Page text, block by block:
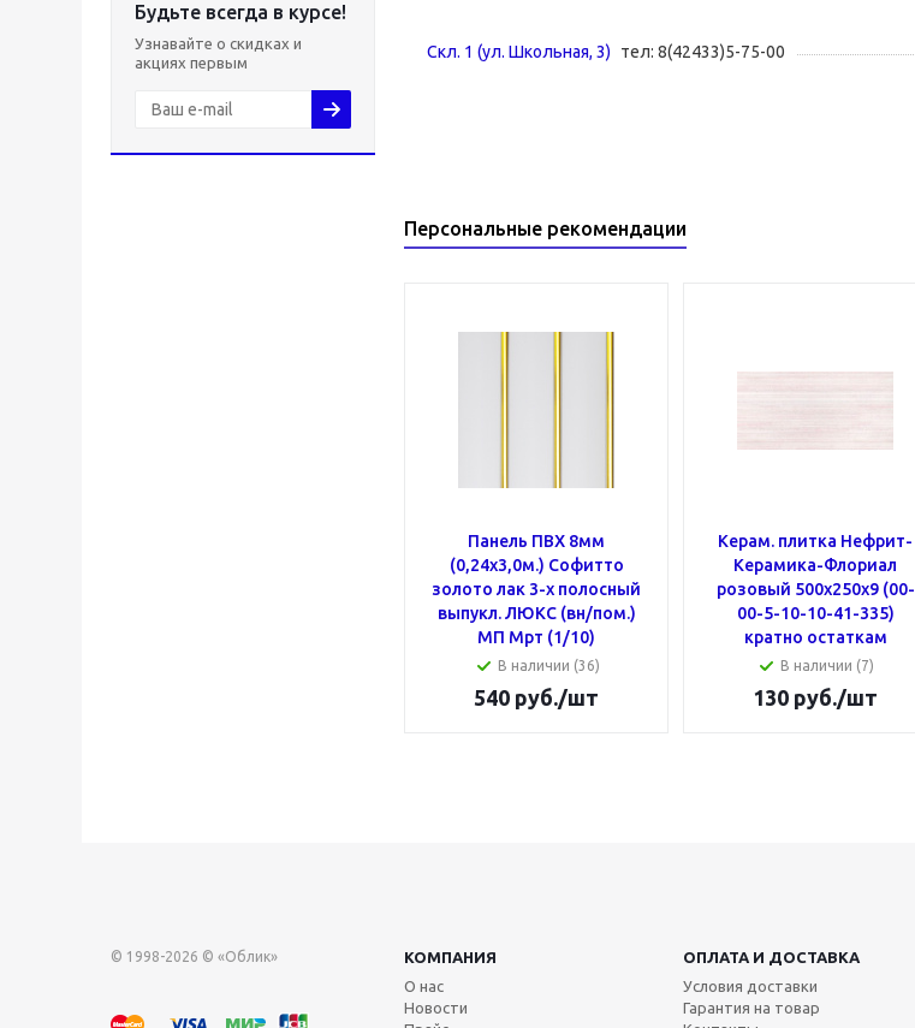
Будьте всегда в курсе!
Узнавайте о скидках и
акциях первым
Скл. 1 (ул. Школьная, 3) тел: 8(42433)5-75-00
Персональные рекомендации
Панель ПВХ 8мм
(0,24x3,0м.) Cофитто
золото лак 3-х полосный
выпукл. ЛЮКС (вн/пом.)
МП Мрт (1/10)
В наличии (36)
540 руб./шт
Керам. плитка Нефрит-
Керамика-Флориал
розовый 500х250х9 (00-
00-5-10-10-41-335)
кратно остаткам
В наличии (7)
130 руб./шт
© 1998-2026 © «Облик» КОМПАНИЯ ОПЛАТА И ДОСТАВКА
О нас
Новости
Условия доставки
Гарантия на товар